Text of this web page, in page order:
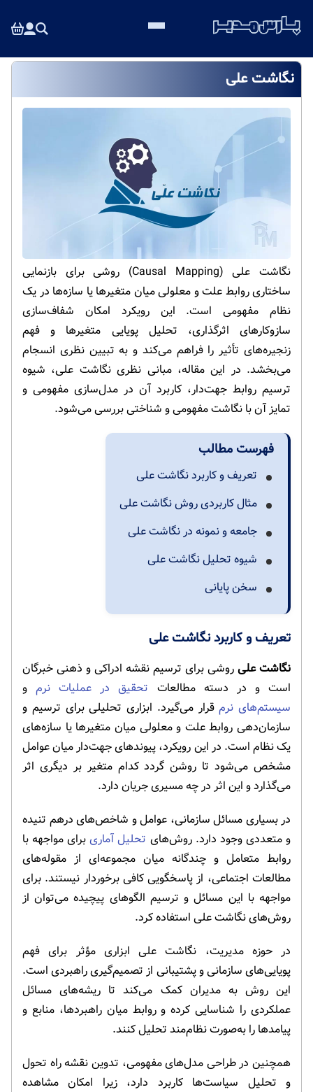
نگاشت علی
نگاشت علی (Causal Mapping) روشی برای بازنمایی
ساختاری روابط علت و معلولی میان متغیرها یا سازه‌ها در یک
نظام مفهومی است. این رویکرد امکان شفاف‌سازی
سازوکارهای اثرگذاری، تحلیل پویایی متغیرها و فهم
زنجیره‌های تأثیر را فراهم می‌کند و به تبیین نظری انسجام
می‌بخشد. در این مقاله، مبانی نظری نگاشت علی، شیوه
ترسیم روابط جهت‌دار، کاربرد آن در مدل‌سازی مفهومی و
تمایز آن با نگاشت مفهومی و شناختی بررسی می‌شود.
فهرست مطالب
تعریف و کاربرد نگاشت علی
مثال کاربردی روش نگاشت علی
جامعه و نمونه در نگاشت علی
شیوه تحلیل نگاشت علی
سخن پایانی
تعریف و کاربرد نگاشت علی
نگاشت علی روشی برای ترسیم نقشه ادراکی و ذهنی خبرگان
است و در دسته مطالعات تحقیق در عملیات نرمو
سیستم‌های نرمقرار می‌گیرد. ابزاری تحلیلی برای ترسیم و
سازمان‌دهی روابط علت و معلولی میان متغیرها یا سازه‌های
یک نظام است. در این رویکرد، پیوندهای جهت‌دار میان عوامل
مشخص می‌شود تا روشن گردد کدام متغیر بر دیگری اثر
می‌گذارد و این اثر در چه مسیری جریان دارد.
در بسیاری مسائل سازمانی، عوامل و شاخص‌های درهم تنیده
و متعددی وجود دارد. روش‌های تحلیل آماریبرای مواجهه با
روابط متعامل و چندگانه میان مجموعه‌ای از مقوله‌های
مطالعات اجتماعی، از پاسخگویی کافی برخوردار نیستند. برای
مواجهه با این مسائل و ترسیم الگوهای پیچیده می‌توان از
روش‌های نگاشت علی استفاده کرد.
در حوزه مدیریت، نگاشت علی ابزاری مؤثر برای فهم
پویایی‌های سازمانی و پشتیبانی از تصمیم‌گیری راهبردی است.
این روش به مدیران کمک می‌کند تا ریشه‌های مسائل
عملکردی را شناسایی کرده و روابط میان راهبردها، منابع و
پیامدها را به‌صورت نظام‌مند تحلیل کنند.
همچنین در طراحی مدل‌های مفهومی، تدوین نقشه راه تحول
و تحلیل سیاست‌ها کاربرد دارد، زیرا امکان مشاهده